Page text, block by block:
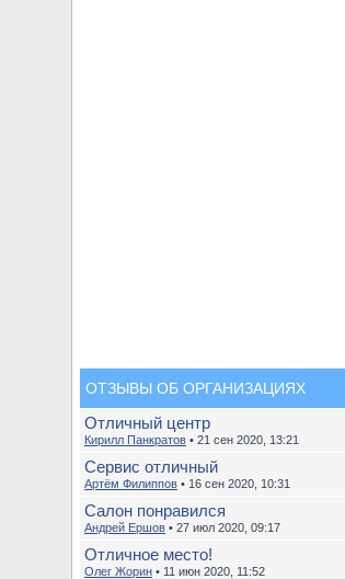
ОТЗЫВЫ ОБ ОРГАНИЗАЦИЯХ
Отличный центр
Кирилл Панкратов • 21 сен 2020, 13:21
Сервис отличный
Артём Филиппов • 16 сен 2020, 10:31
Салон понравился
Андрей Ершов • 27 июл 2020, 09:17
Отличное место!
Олег Жорин • 11 июн 2020, 11:52